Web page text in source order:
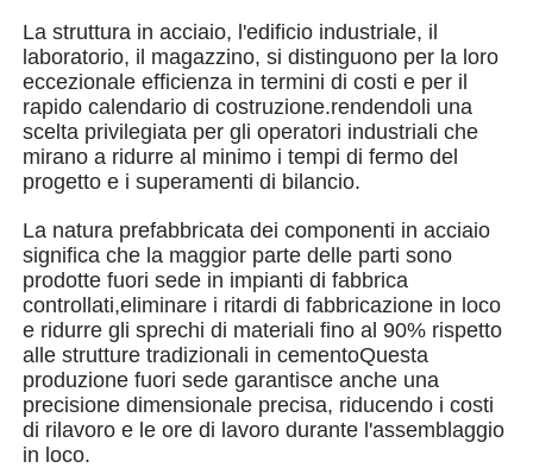
Chi siamo
Fatory Tour
Controllo di qualità
Contattaci
notizie
Tutti i casi
La struttura in acciaio, l'edificio industriale, il
laboratorio, il magazzino, si distinguono per la loro
eccezionale efficienza in termini di costi e per il
rapido calendario di costruzione.rendendoli una
scelta privilegiata per gli operatori industriali che
mirano a ridurre al minimo i tempi di fermo del
progetto e i superamenti di bilancio.
La natura prefabbricata dei componenti in acciaio
significa che la maggior parte delle parti sono
prodotte fuori sede in impianti di fabbrica
controllati,eliminare i ritardi di fabbricazione in loco
e ridurre gli sprechi di materiali fino al 90% rispetto
alle strutture tradizionali in cementoQuesta
produzione fuori sede garantisce anche una
precisione dimensionale precisa, riducendo i costi
di rilavoro e le ore di lavoro durante l'assemblaggio
in loco.